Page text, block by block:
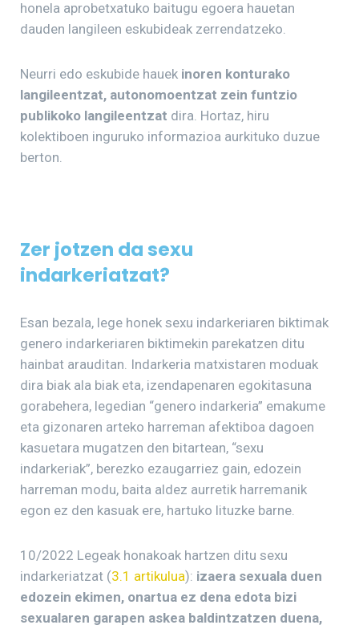
honela aprobetxatuko baitugu egoera hauetan
dauden langileen eskubideak zerrendatzeko.
Neurri edo eskubide hauek inoren konturako
langileentzat, autonomoentzat zein funtzio
publikoko langileentzat dira. Hortaz, hiru
kolektiboen inguruko informazioa aurkituko duzue
berton.
Zer jotzen da sexu
indarkeriatzat?
Esan bezala, lege honek sexu indarkeriaren biktimak
genero indarkeriaren biktimekin parekatzen ditu
hainbat arauditan. Indarkeria matxistaren moduak
dira biak ala biak eta, izendapenaren egokitasuna
gorabehera, legedian “genero indarkeria” emakume
eta gizonaren arteko harreman afektiboa dagoen
kasuetara mugatzen den bitartean, “sexu
indarkeriak”, berezko ezaugarriez gain, edozein
harreman modu, baita aldez aurretik harremanik
egon ez den kasuak ere, hartuko lituzke barne.
10/2022 Legeak honakoak hartzen ditu sexu
indarkeriatzat (3.1 artikulua): izaera sexuala duen
edozein ekimen, onartua ez dena edota bizi
sexualaren garapen askea baldintzatzen duena,